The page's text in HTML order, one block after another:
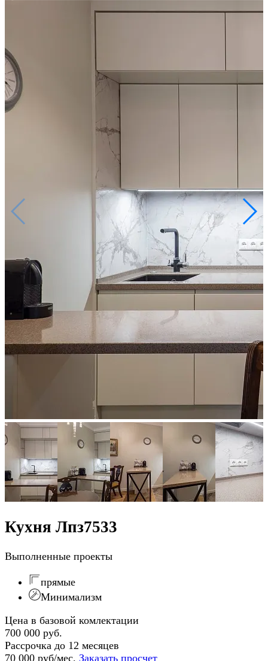
Кухня Лпз7533
Выполненные проекты
прямые
Минимализм
Цена в базовой комлектации
700 000 руб.
Рассрочка до 12 месяцев
70 000 руб/мес. Заказать просчет